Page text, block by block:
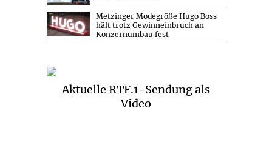
Metzinger Modegröße Hugo Boss
hält trotz Gewinneinbruch an
Konzernumbau fest
Aktuelle RTF.1-Sendung als
Video